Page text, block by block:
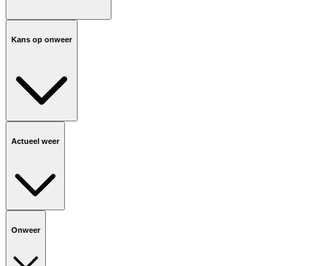
Kans op onweer
Actueel weer
Onweer